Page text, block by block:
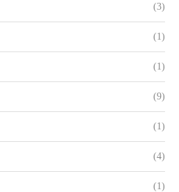
(3)
(1)
(1)
(9)
(1)
(4)
(1)